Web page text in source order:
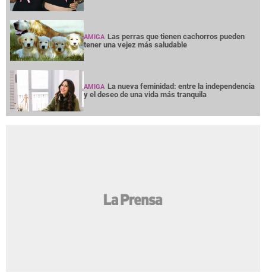
AMIGA Las perras que tienen cachorros pueden
tener una vejez más saludable
AMIGA La nueva feminidad: entre la independencia
y el deseo de una vida más tranquila